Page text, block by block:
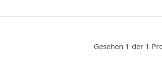
Gesehen 1 der 1